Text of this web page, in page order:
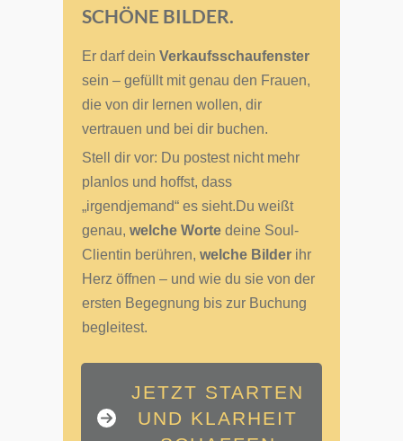
SCHÖNE BILDER.
Er darf dein Verkaufsschaufenster
sein – gefüllt mit genau den Frauen,
die von dir lernen wollen, dir
vertrauen und bei dir buchen.
Stell dir vor: Du postest nicht mehr
planlos und hoffst, dass
„irgendjemand“ es sieht.Du weißt
genau, welche Worte deine Soul-
Clientin berühren, welche Bilder ihr
Herz öffnen – und wie du sie von der
ersten Begegnung bis zur Buchung
begleitest.
JETZT STARTEN
UND KLARHEIT